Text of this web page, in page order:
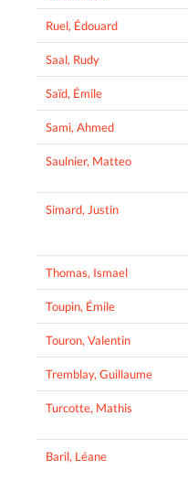
Ruel, Édouard
Saal, Rudy
Saïd, Émile
Sami, Ahmed
Saulnier, Matteo
Simard, Justin
Thomas, Ismael
Toupin, Émile
Touron, Valentin
Tremblay, Guillaume
Turcotte, Mathis
Baril, Léane